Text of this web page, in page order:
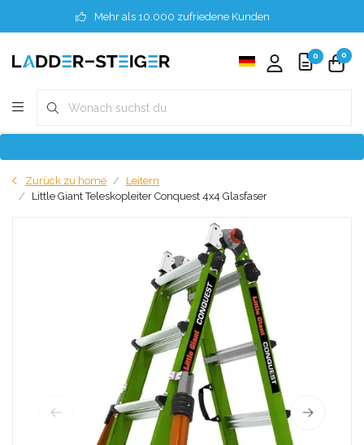
Mehr als 10.000 zufriedene Kunden
0 0
Zurück zu home
Leitern
Little Giant Teleskopleiter Conquest 4x4 Glasfaser